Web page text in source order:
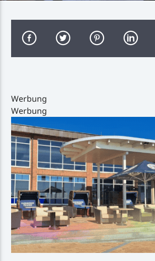
Handystream
Werbung
Werbung